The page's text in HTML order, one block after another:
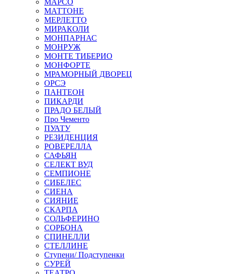
МАРСО
МАТТОНЕ
МЕРЛЕТТО
МИРАКОЛИ
МОНПАРНАС
МОНРУЖ
МОНТЕ ТИБЕРИО
МОНФОРТЕ
МРАМОРНЫЙ ДВОРЕЦ
ОРСЭ
ПАНТЕОН
ПИКАРДИ
ПРАДО БЕЛЫЙ
Про Чементо
ПУАТУ
РЕЗИДЕНЦИЯ
РОВЕРЕЛЛА
САФЬЯН
СЕЛЕКТ ВУД
СЕМПИОНЕ
СИБЕЛЕС
СИЕНА
СИЯНИЕ
СКАРПА
СОЛЬФЕРИНО
СОРБОНА
СПИНЕЛЛИ
СТЕЛЛИНЕ
Ступени/ Подступенки
СУРЕЙ